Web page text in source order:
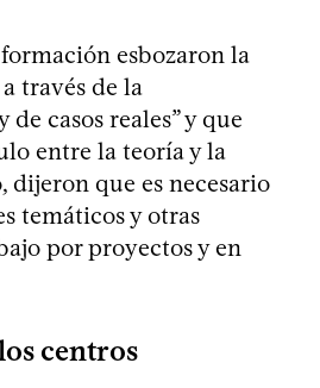
esbozaron la
través de la
casos reales” y que
entre la teoría y la
dijeron que es necesario
temáticos y otras
por proyectos y en
centros